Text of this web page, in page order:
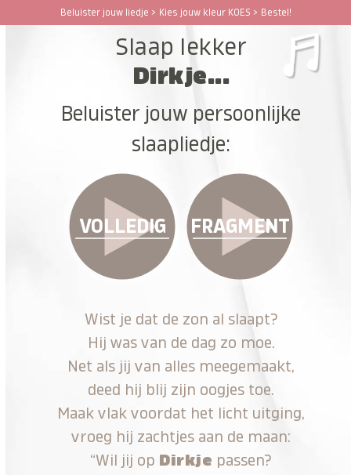
Beluister jouw liedje > Kies jouw kleur KOES > Bestel!
Open
Close
Slaap lekker
Dirkje...
Beluister jouw persoonlijke
slaapliedje:
VOLLEDIG FRAGMENT
Wist je dat de zon al slaapt?
Hij was van de dag zo moe.
Net als jij van alles meegemaakt,
deed hij blij zijn oogjes toe.
Maak vlak voordat het licht uitging,
vroeg hij zachtjes aan de maan:
“Wil jij op Dirkje passen?